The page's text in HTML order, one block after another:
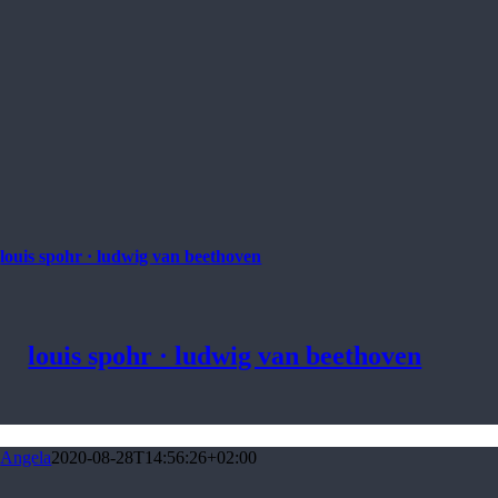
louis spohr · ludwig van beethoven
louis spohr · ludwig van beethoven
Angela2020-08-28T14:56:26+02:00